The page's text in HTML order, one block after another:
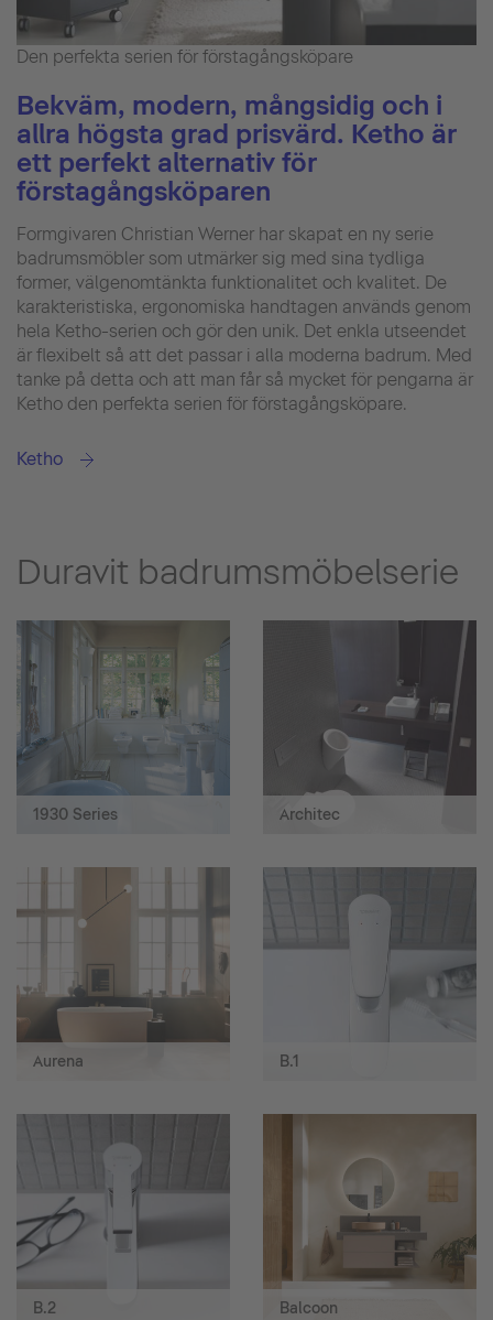
Den perfekta serien för förstagångsköpare
Bekväm, modern, mångsidig och i
allra högsta grad prisvärd. Ketho är
ett perfekt alternativ för
förstagångsköparen
Formgivaren Christian Werner har skapat en ny serie
badrumsmöbler som utmärker sig med sina tydliga
former, välgenomtänkta funktionalitet och kvalitet. De
karakteristiska, ergonomiska handtagen används genom
hela Ketho-serien och gör den unik. Det enkla utseendet
är flexibelt så att det passar i alla moderna badrum. Med
tanke på detta och att man får så mycket för pengarna är
Ketho den perfekta serien för förstagångsköpare.
Ketho
Duravit badrumsmöbelserie
1930 Series Architec
Aurena B.1
B.2 Balcoon